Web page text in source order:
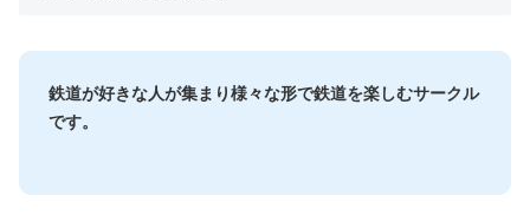
鉄道が好きな人が集まり様々な形で鉄道を楽しむサークル
です。